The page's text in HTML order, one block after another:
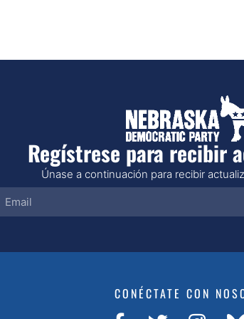
Regístrese para recibir
Únase a continuación para recibir
CONÉCTATE CON